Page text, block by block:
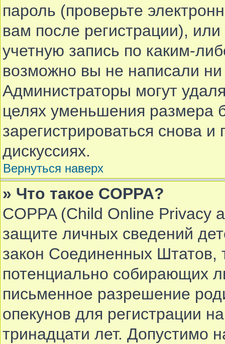
пароль (проверьте
вам после регистрации),
учетную запись по каким-
возможно вы не написали
Администраторы могут
целях уменьшения размера
зарегистрироваться снова и
дискуссиях.
Вернуться наверх
» Что такое COPPA?
COPPA (Child Online Privacy
защите личных сведений
закон Соединенных Штатов,
потенциально собирающих
письменное разрешение
опекунов для регистрации
тринадцати лет. Допустимо